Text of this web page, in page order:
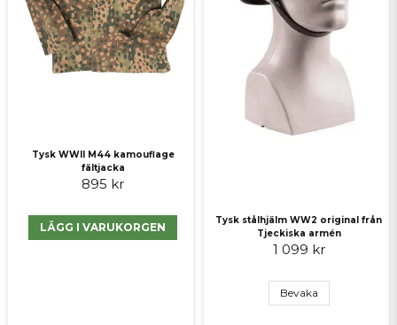
Tysk WWII M44 kamouflage
fältjacka
895 kr
LÄGG I VARUKORGEN
Tysk stålhjälm WW2 original från
Tjeckiska armén
1 099 kr
Bevaka